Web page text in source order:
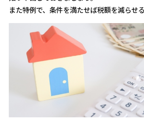
また特例で、条件を満たせば税額を減らせ